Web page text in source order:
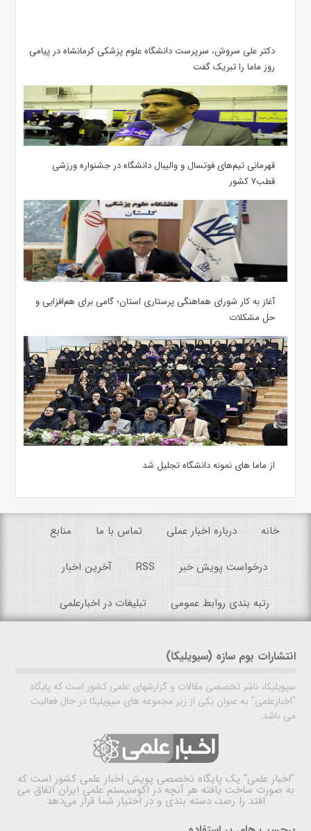
دکتر علی سروش، سرپرست دانشگاه علوم پزشکی کرمانشاه در پیامی
روز ماما را تبریک گفت
قهرمانی تیم‌های فوتسال و والیبال دانشگاه در جشنواره ورزشی
قطب۷ کشور
آغاز به کار شورای هماهنگی پرستاری استان؛ گامی برای هم‌افزایی و
حل مشکلات
از ماما های نمونه دانشگاه تجلیل شد
خانه درباره اخبار عملی تماس با ما منابع
درخواست پویش خبر RSS آخرین اخبار
رتبه بندی روابط عمومی تبلیغات در اخبارعلمی
انتشارات بوم سازه (سیویلیکا)
سیویلیکا، ناشر تخصصی مقالات و گزارشهای علمی کشور است که پایگاه
"اخبارعلمی" به عنوان یکی از زیر مجموعه های سیویلیکا در حال فعالیت
می باشد.
"اخبار علمی" یک پایگاه تخصصی پویش اخبار علمی کشور است که
به صورت ساخت یافته هر آنچه در اکوسیستم علمی ایران اتفاق می
افتد را رصد، دسته بندی و در اختیار شما قرار می‌دهد